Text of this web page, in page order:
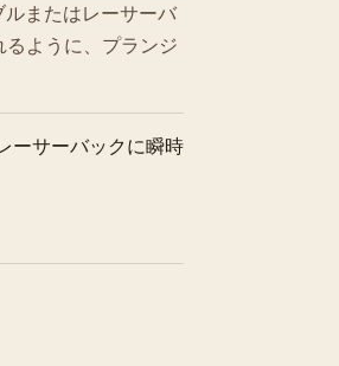
またはレーサーバ
ように、プランジ
ーサーバックに瞬時